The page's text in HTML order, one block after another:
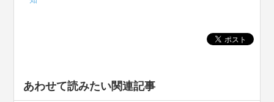
あわせて読みたい関連記事